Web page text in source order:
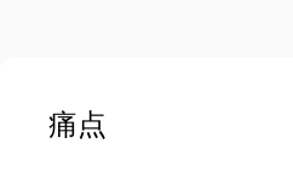
痛点